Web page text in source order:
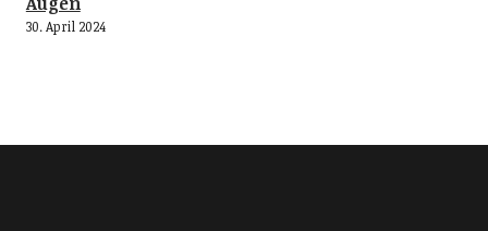
30. April 2024